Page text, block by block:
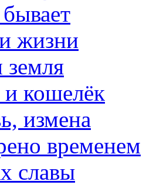
жизни
кошелёк
измена
временем
славы